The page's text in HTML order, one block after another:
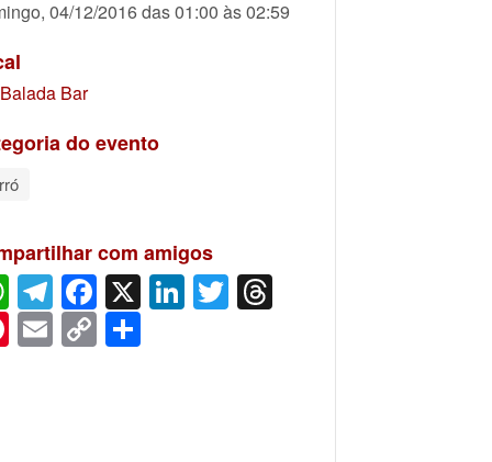
04/12/2016 das 01:00 às 02:59
Bar
do evento
com amigos
WhatsApp
Telegram
Facebook
X LinkedIn
Twitter
Pinterest
Email
Copy
Link